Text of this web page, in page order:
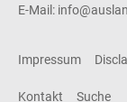
E-Mail:
Impressum
Kontakt Suche